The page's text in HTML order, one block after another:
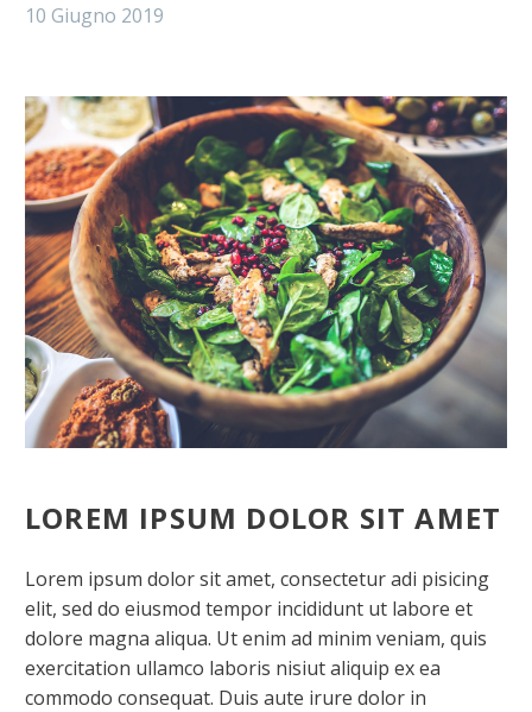
Italiano
10 Giugno 2019
LOREM IPSUM DOLOR SIT AMET
Lorem ipsum dolor sit amet, consectetur adi pisicing
elit, sed do eiusmod tempor incididunt ut labore et
dolore magna aliqua. Ut enim ad minim veniam, quis
exercitation ullamco laboris nisiut aliquip ex ea
commodo consequat. Duis aute irure dolor in